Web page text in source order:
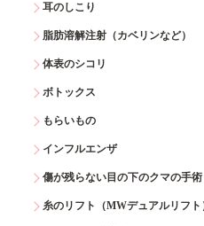
耳のしこり
脂肪溶解注射（カベリンなど）
体表のシコリ
ボトックス
もらいもの
インフルエンザ
傷が残らない目の下のクマの手術
糸のリフト（MWデュアルリフト